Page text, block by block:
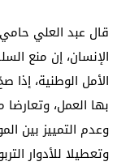
قال عبد العلي
الإنسان، إن منع
الأمل الوطنية، إذا
بها العمل،
وعدم التمييز بين
وتعطيلا للأدوار